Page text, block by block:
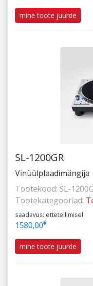
mine toote juurde
SL-1200GR
Vinüülplaadimängija
Tootekood: SL-
Tootekategooriad:
saadavus: ettetellimisel
1580,00€
mine toote juurde